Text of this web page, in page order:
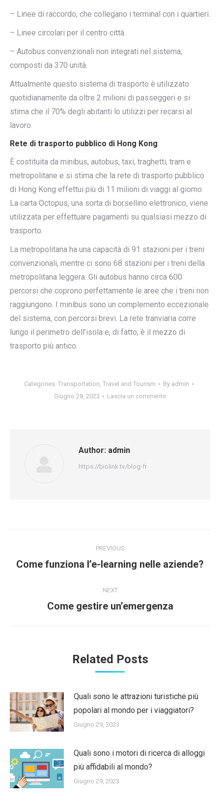
– Linee di raccordo, che collegano i terminal con i quartieri.
– Linee circolari per il centro città.
– Autobus convenzionali non integrati nel sistema,
composti da 370 unità.
Attualmente questo sistema di trasporto è utilizzato
quotidianamente da oltre 2 milioni di passeggeri e si
stima che il 70% degli abitanti lo utilizzi per recarsi al
lavoro.
Rete di trasporto pubblico di Hong Kong
È costituita da minibus, autobus, taxi, traghetti, tram e
metropolitane e si stima che la rete di trasporto pubblico
di Hong Kong effettui più di 11 milioni di viaggi al giorno.
La carta Octopus, una sorta di borsellino elettronico, viene
utilizzata per effettuare pagamenti su qualsiasi mezzo di
trasporto.
La metropolitana ha una capacità di 91 stazioni per i treni
convenzionali, mentre ci sono 68 stazioni per i treni della
metropolitana leggera. Gli autobus hanno circa 600
percorsi che coprono perfettamente le aree che i treni non
raggiungono. I minibus sono un complemento eccezionale
del sistema, con percorsi brevi. La rete tranviaria corre
lungo il perimetro dell’isola e, di fatto, è il mezzo di
trasporto più antico.
Categories: Transportation, Travel and Tourism By admin
Giugno 28, 2023
Lascia un commento
Author: admin
https://biolink.tv/blog-fr
navigation
PREVIOUS
Previous
Come funziona l’e-learning nelle aziende?
NEXT
Next
Come gestire un’emergenza
Related Posts
Quali sono le attrazioni turistiche più
popolari al mondo per i viaggiatori?
Giugno 29, 2023
Quali sono i motori di ricerca di alloggi
più affidabili al mondo?
Giugno 29, 2023